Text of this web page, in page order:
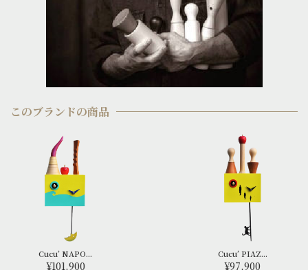
このブランドの商品
Cucu’ NAPO...
¥101,900
Cucu’ PIAZ...
¥97,900